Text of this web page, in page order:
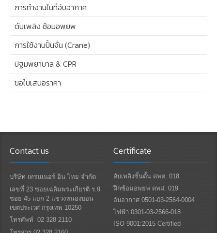
การทำงานในที่อับอากาศ
ดับเพลิง ซ้อมอพยพ
การใช้งานปั้นจั่น (Crane)
ปฐมพยาบาล & CPR
ขอใบเสนอราคา
Contact us
บริษัท เทรนเนอร์ อิน ไทย จำกัด
เลขที่ 23 ซอยเฉลิมพระเกียรติ ร.9
ซอย 45 แยก 2 แขวงหนองบอน
เขตประเวศ กรุงเทพ 10250
โทรศัพท์ 02 328 2110
Certificate
ดับเพลิงขั้นตั้น ดพต. 018
ฝึกซ้อมอพยพ ดพฝ. 019
อับอากาศ 0501-03-2564-0004
ไฟฟ้า 0301-03-2566-018
ISO 9001:2015 Certified